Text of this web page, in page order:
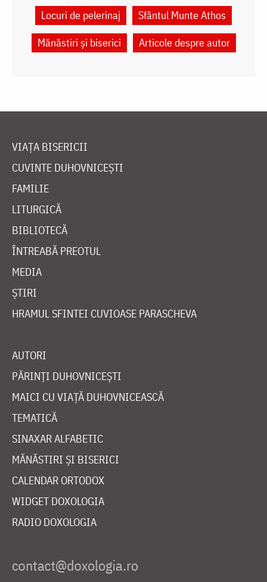
Locuri de pelerinaj
Sfântul Munte Athos
Mănăstiri și biserici
Articole despre autor
VIAȚA BISERICII
CUVINTE DUHOVNICEȘTI
FAMILIE
LITURGICĂ
BIBLIOTECĂ
ÎNTREABĂ PREOTUL
MEDIA
ȘTIRI
HRAMUL SFINTEI CUVIOASE PARASCHEVA
AUTORI
PĂRINȚI DUHOVNICEȘTI
MAICI CU VIAȚĂ DUHOVNICEASCĂ
TEMATICĂ
SINAXAR ALFABETIC
MĂNĂSTIRI ȘI BISERICI
CALENDAR ORTODOX
WIDGET DOXOLOGIA
RADIO DOXOLOGIA